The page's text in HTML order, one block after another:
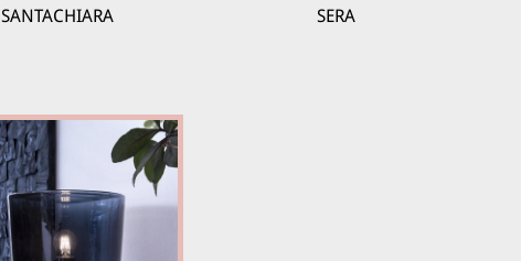
SANTACHIARA SERA